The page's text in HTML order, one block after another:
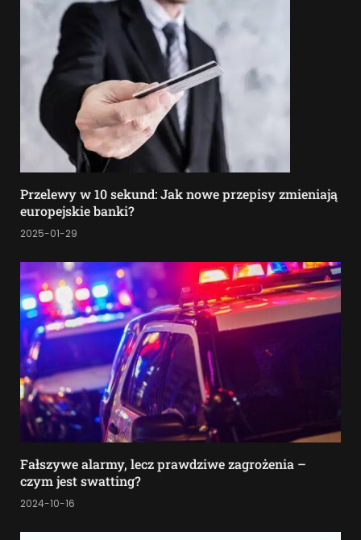
Przelewy w 10 sekund: Jak nowe przepisy zmieniają
europejskie banki?
2025-01-29
Fałszywe alarmy, lecz prawdziwe zagrożenia –
czym jest swatting?
2024-10-16